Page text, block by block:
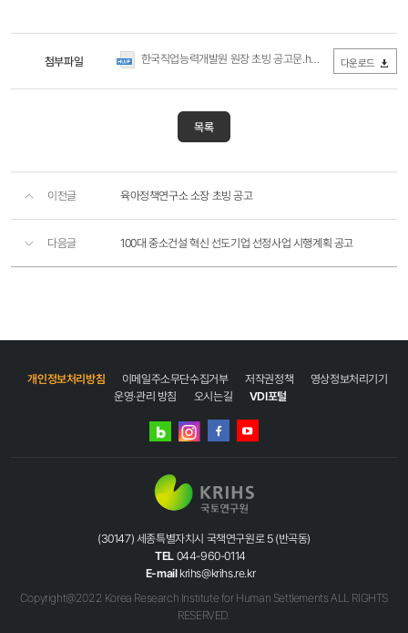
첨부파일 한국직업능력개발원 원장 초빙 공고문.hwp (0Byte / 다운로드 285
다운로드
목록
이전글 육아정책연구소 소장 초빙 공고
다음글 100대 중소건설 혁신 선도기업 선정사업 시행계획 공고
개인정보처리방침 이메일주소무단수집거부 저작권정책
영상정보처리기기
운영·관리 방침
오시는길 VDI포털
네이버
인스타그램
(30147) 세종특별자치시 국책연구원로 5 (반곡동)
TEL 044-960-0114
E-mail krihs@krihs.re.kr
Copyright@2022 Korea Research Institute for Human Settlements ALL RIGHTS
RESERVED.